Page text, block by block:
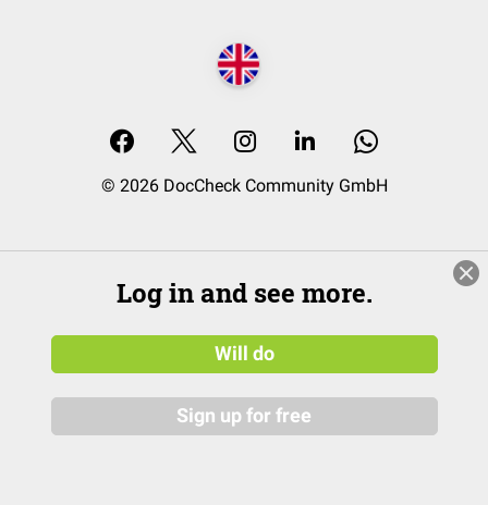
© 2026 DocCheck Community GmbH
Log in and see more.
Will do
Sign up for free